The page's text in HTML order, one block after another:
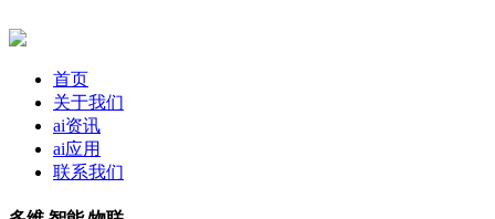
首页
关于我们
ai资讯
ai应用
联系我们